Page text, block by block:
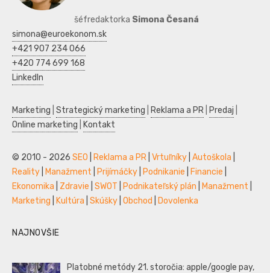
šéfredaktorka Simona Česaná
simona@euroekonom.sk
+421 907 234 066
+420 774 699 168
LinkedIn
Marketing Strategický marketing Reklama a PR Predaj
Online marketing
Kontakt
© 2010 - 2026 SEO Reklama a PR Vrtuľníky Autoškola
Reality
Manažment Prijímáčky Podnikanie Financie
Ekonomika
Zdravie SWOT Podnikateľský plán Manažment
Marketing
Kultúra Skúšky Obchod Dovolenka
NAJNOVŠIE
Platobné metódy 21. storočia: apple/google pay,